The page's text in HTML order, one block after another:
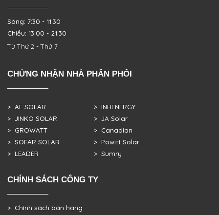
Sáng: 7:30 - 11:30
Chiều: 13:00 - 21:30
Từ Thứ 2 - Thứ 7
CHỨNG NHẬN NHÀ PHÂN PHỐI
> AE SOLAR
> JINKO SOLAR
> GROWATT
> SOFAR SOLAR
> LEADER
> INHENERGY
> JA Solar
> Canadian
> Powitt Solar
> Sumry
CHÍNH SÁCH CÔNG TY
> Chính sách bán hàng